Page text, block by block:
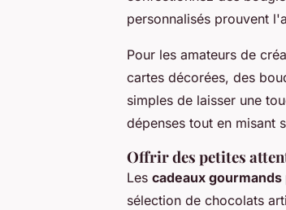
personnalisés prouvent
Pour les amateurs de
cartes décorées, des
simples de laisser une
dépenses tout en misant
Offrir des petites
Les cadeaux
sélection de chocolats